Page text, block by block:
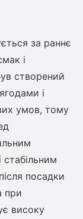
за раннє
і
створений
і
умов, тому
посадки
при
високу